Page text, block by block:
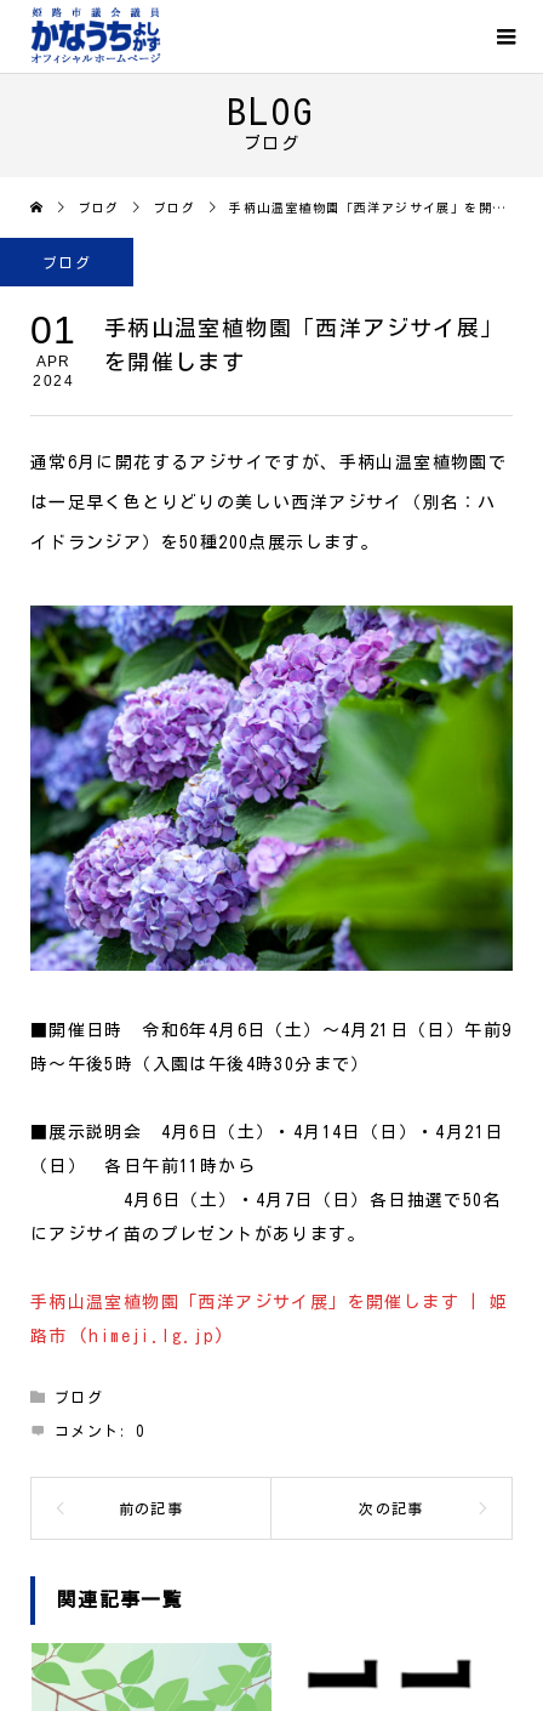
BLOG
ブログ
ブログ ブログ 手柄山温室植物園「西洋アジサイ展」を開催します
ブログ
01
APR
2024
手柄山温室植物園「西洋アジサイ展」
を開催します
通常6月に開花するアジサイですが、手柄山温室植物園で
は一足早く色とりどりの美しい西洋アジサイ（別名：ハ
イドランジア）を50種200点展示します。
■開催日時 令和6年4月6日（土）～4月21日（日）午前9
時～午後5時（入園は午後4時30分まで）
■展示説明会 4月6日（土）・4月14日（日）・4月21日
（日） 各日午前11時から
4月6日（土）・4月7日（日）各日抽選で50名
にアジサイ苗のプレゼントがあります。
手柄山温室植物園「西洋アジサイ展」を開催します | 姫
路市 (himeji.lg.jp)
ブログ
コメント:0
関連記事一覧